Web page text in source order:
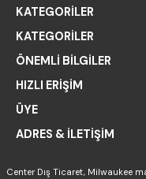
KATEGORILER
KATEGORILER
ÖNEMLI BILGILER
HIZLI ERIŞIM
ÜYE
ADRES & İLETIŞIM
Center Dış Ticaret, Milwaukee